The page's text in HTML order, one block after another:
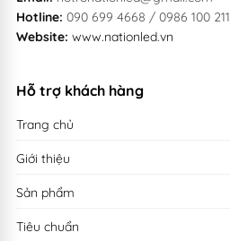
Hotline: 090 699 4668 / 0986 100 211
Website: www.nationled.vn
Hỗ trợ khách hàng
Trang chủ
Giới thiệu
Sản phẩm
Tiêu chuẩn